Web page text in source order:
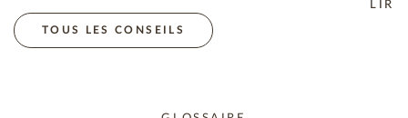
:
TOUS LES CONSEILS